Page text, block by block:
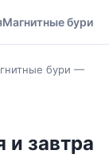
Магнитные бури
бури —
и завтра